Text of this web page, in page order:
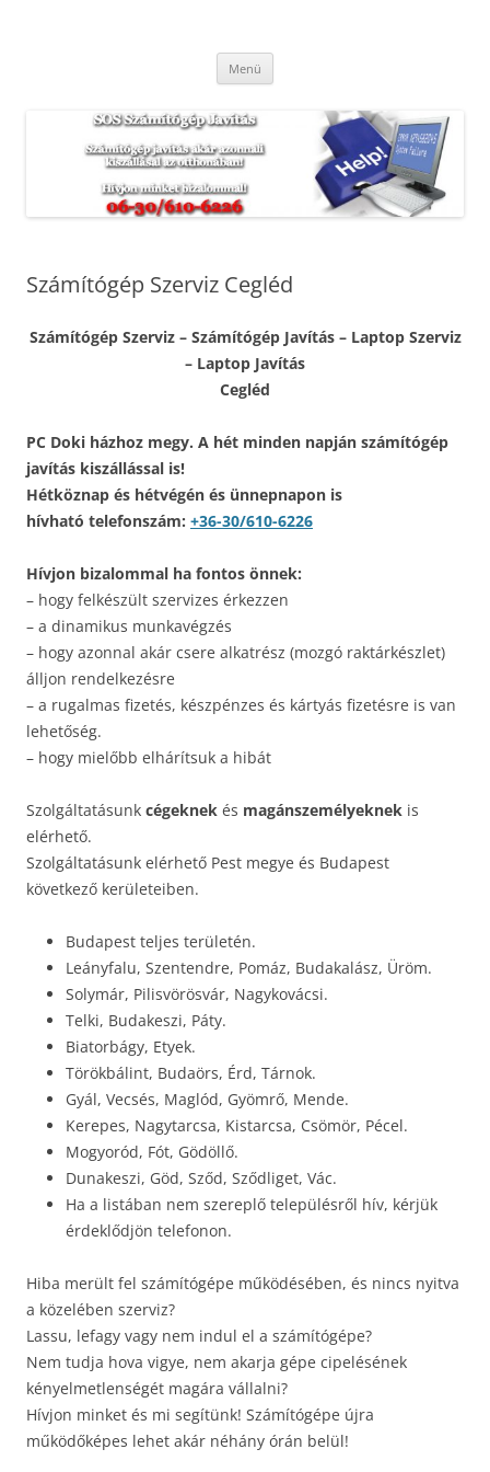
Menü
Számítógép Szerviz Cegléd
Számítógép Szerviz – Számítógép Javítás – Laptop Szerviz
– Laptop Javítás
Cegléd
PC Doki házhoz megy. A hét minden napján számítógép
javítás kiszállással is!
Hétköznap és hétvégén és ünnepnapon is
hívható telefonszám: +36-30/610-6226
Hívjon bizalommal ha fontos önnek:
– hogy felkészült szervizes érkezzen
– a dinamikus munkavégzés
– hogy azonnal akár csere alkatrész (mozgó raktárkészlet)
álljon rendelkezésre
– a rugalmas fizetés, készpénzes és kártyás fizetésre is van
lehetőség.
– hogy mielőbb elhárítsuk a hibát
Szolgáltatásunk cégeknek és magánszemélyeknek is
elérhető.
Szolgáltatásunk elérhető Pest megye és Budapest
következő kerületeiben.
Budapest teljes területén.
Leányfalu, Szentendre, Pomáz, Budakalász, Üröm.
Solymár, Pilisvörösvár, Nagykovácsi.
Telki, Budakeszi, Páty.
Biatorbágy, Etyek.
Törökbálint, Budaörs, Érd, Tárnok.
Gyál, Vecsés, Maglód, Gyömrő, Mende.
Kerepes, Nagytarcsa, Kistarcsa, Csömör, Pécel.
Mogyoród, Fót, Gödöllő.
Dunakeszi, Göd, Sződ, Sződliget, Vác.
Ha a listában nem szereplő településről hív, kérjük
érdeklődjön telefonon.
Hiba merült fel számítógépe működésében, és nincs nyitva
a közelében szerviz?
Lassu, lefagy vagy nem indul el a számítógépe?
Nem tudja hova vigye, nem akarja gépe cipelésének
kényelmetlenségét magára vállalni?
Hívjon minket és mi segítünk! Számítógépe újra
működőképes lehet akár néhány órán belül!